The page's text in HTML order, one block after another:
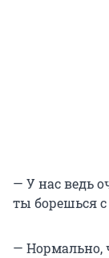
— У нас ведь
ты борешься
— Нормально,